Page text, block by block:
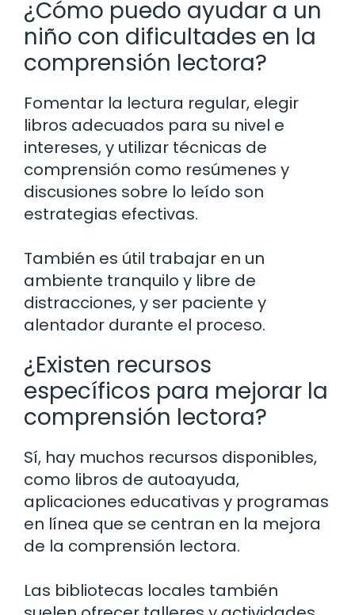
¿Cómo puedo ayudar a un
niño con dificultades en la
comprensión lectora?
Fomentar la lectura regular, elegir
libros adecuados para su nivel e
intereses, y utilizar técnicas de
comprensión como resúmenes y
discusiones sobre lo leído son
estrategias efectivas.
También es útil trabajar en un
ambiente tranquilo y libre de
distracciones, y ser paciente y
alentador durante el proceso.
¿Existen recursos
específicos para mejorar la
comprensión lectora?
Sí, hay muchos recursos disponibles,
como libros de autoayuda,
aplicaciones educativas y programas
en línea que se centran en la mejora
de la comprensión lectora.
Las bibliotecas locales también